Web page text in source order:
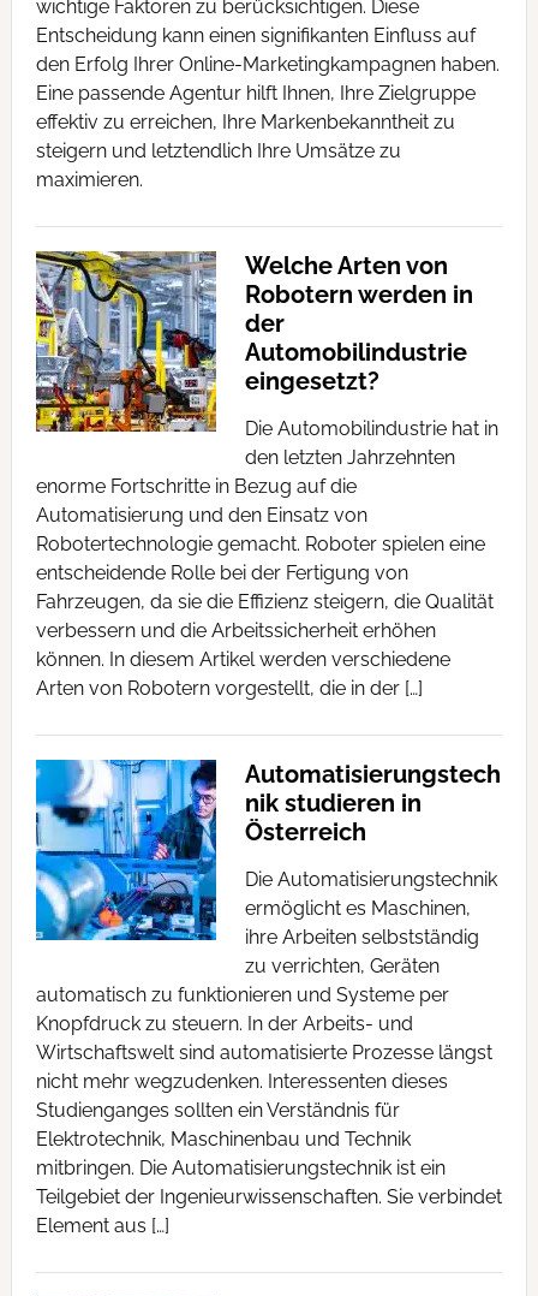
wichtige Faktoren zu berücksichtigen. Diese
Entscheidung kann einen signifikanten Einfluss auf
den Erfolg Ihrer Online-Marketingkampagnen haben.
Eine passende Agentur hilft Ihnen, Ihre Zielgruppe
effektiv zu erreichen, Ihre Markenbekanntheit zu
steigern und letztendlich Ihre Umsätze zu
maximieren.
Welche Arten von
Robotern werden in
der
Automobilindustrie
eingesetzt?
Die Automobilindustrie hat in
den letzten Jahrzehnten
enorme Fortschritte in Bezug auf die
Automatisierung und den Einsatz von
Robotertechnologie gemacht. Roboter spielen eine
entscheidende Rolle bei der Fertigung von
Fahrzeugen, da sie die Effizienz steigern, die Qualität
verbessern und die Arbeitssicherheit erhöhen
können. In diesem Artikel werden verschiedene
Arten von Robotern vorgestellt, die in der […]
Automatisierungstech
nik studieren in
Österreich
Die Automatisierungstechnik
ermöglicht es Maschinen,
ihre Arbeiten selbstständig
zu verrichten, Geräten
automatisch zu funktionieren und Systeme per
Knopfdruck zu steuern. In der Arbeits- und
Wirtschaftswelt sind automatisierte Prozesse längst
nicht mehr wegzudenken. Interessenten dieses
Studienganges sollten ein Verständnis für
Elektrotechnik, Maschinenbau und Technik
mitbringen. Die Automatisierungstechnik ist ein
Teilgebiet der Ingenieurwissenschaften. Sie verbindet
Element aus […]